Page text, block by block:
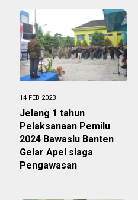
14 FEB 2023
Jelang 1 tahun
Pelaksanaan Pemilu
2024 Bawaslu Banten
Gelar Apel siaga
Pengawasan